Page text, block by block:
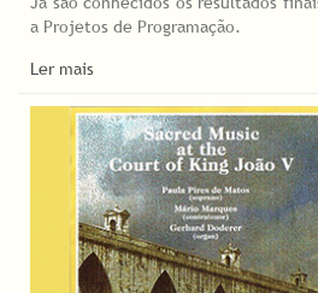
a Projetos de Programação.
Ler mais